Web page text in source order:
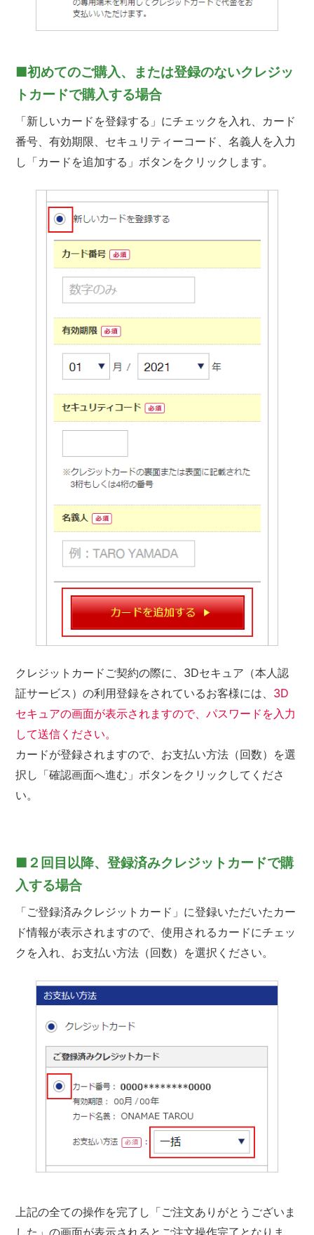
■初めてのご購入、または登録のないクレジッ
トカードで購入する場合
「新しいカードを登録する」にチェックを入れ、カード
番号、有効期限、セキュリティーコード、名義人を入力
し「カードを追加する」ボタンをクリックします。
クレジットカードご契約の際に、3Dセキュア（本人認
証サービス）の利用登録をされているお客様には、 3D
セキュアの画面が表示されますので、パスワードを入力
して送信ください。
カードが登録されますので、お支払い方法（回数）を選
択し「確認画面へ進む」ボタンをクリックしてくださ
い。
■２回目以降、登録済みクレジットカードで購
入する場合
「ご登録済みクレジットカード」に登録いただいたカー
ド情報が表示されますので、使用されるカードにチェッ
クを入れ、お支払い方法（回数）を選択ください。
上記の全ての操作を完了し「ご注文ありがとうございま
した」の画面が表示されるとご注文操作完了となりま